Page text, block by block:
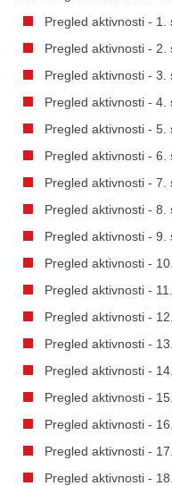
Pregled aktivnosti - 1.
Pregled aktivnosti - 2.
Pregled aktivnosti - 3.
Pregled aktivnosti - 4.
Pregled aktivnosti - 5.
Pregled aktivnosti - 6.
Pregled aktivnosti - 7.
Pregled aktivnosti - 8.
Pregled aktivnosti - 9.
Pregled aktivnosti -
Pregled aktivnosti -
Pregled aktivnosti -
Pregled aktivnosti -
Pregled aktivnosti -
Pregled aktivnosti -
Pregled aktivnosti -
Pregled aktivnosti -
Pregled aktivnosti -